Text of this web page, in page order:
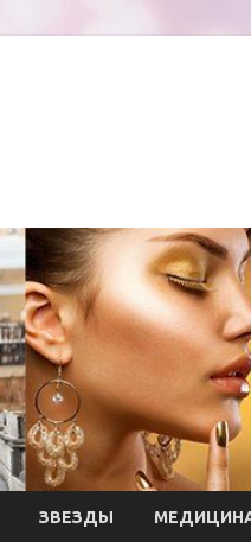
ЗВЕЗДЫ